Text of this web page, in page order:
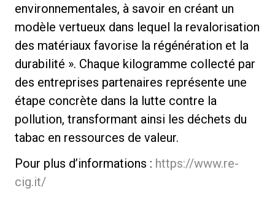
environnementales, à savoir en créant un
modèle vertueux dans lequel la revalorisation
des matériaux favorise la régénération et la
durabilité ». Chaque kilogramme collecté par
des entreprises partenaires représente une
étape concrète dans la lutte contre la
pollution, transformant ainsi les déchets du
tabac en ressources de valeur.
Pour plus d’informations : https://www.re-
cig.it/